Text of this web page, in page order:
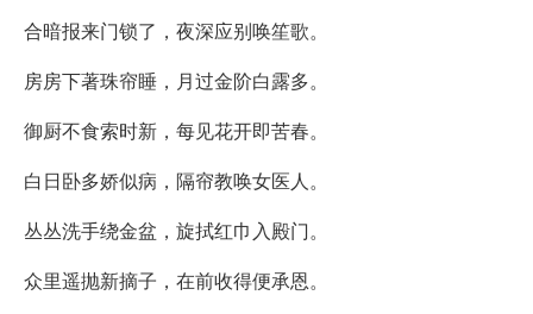
合暗报来门锁了，夜深应别唤笙歌。
房房下著珠帘睡，月过金阶白露多。
御厨不食索时新，每见花开即苦春。
白日卧多娇似病，隔帘教唤女医人。
丛丛洗手绕金盆，旋拭红巾入殿门。
众里遥抛新摘子，在前收得便承恩。